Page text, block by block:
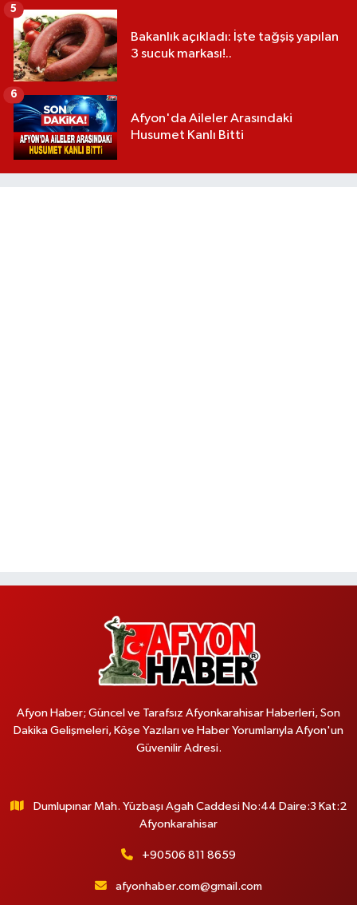
Bakanlık açıkladı: İşte tağşiş yapılan
3 sucuk markası!..
5
Afyon'da Aileler Arasındaki
Husumet Kanlı Bitti
6
Afyon Haber; Güncel ve Tarafsız Afyonkarahisar Haberleri, Son
Dakika Gelişmeleri, Köşe Yazıları ve Haber Yorumlarıyla Afyon'un
Güvenilir Adresi.
Dumlupınar Mah. Yüzbaşı Agah Caddesi No:44 Daire:3 Kat:2
Afyonkarahisar
+90506 811 8659
afyonhaber.com@gmail.com